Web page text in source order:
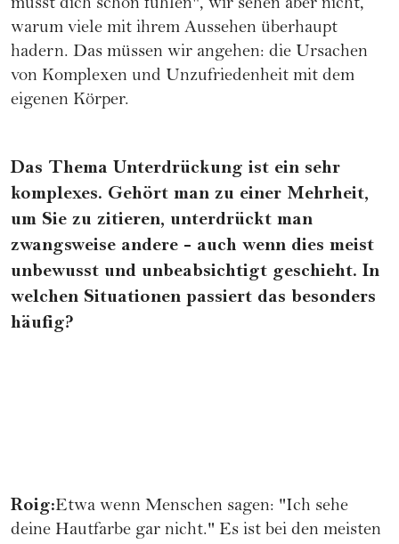
musst dich schön fühlen", wir sehen aber nicht,
warum viele mit ihrem Aussehen überhaupt
hadern. Das müssen wir angehen: die Ursachen
von Komplexen und Unzufriedenheit mit dem
eigenen Körper.
Das Thema Unterdrückung ist ein sehr
komplexes. Gehört man zu einer Mehrheit,
um Sie zu zitieren, unterdrückt man
zwangsweise andere - auch wenn dies meist
unbewusst und unbeabsichtigt geschieht. In
welchen Situationen passiert das besonders
häufig?
Roig:Etwa wenn Menschen sagen: "Ich sehe
deine Hautfarbe gar nicht." Es ist bei den meisten